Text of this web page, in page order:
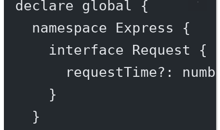
declare global {
namespace
Express {
interface
Request {
requestTime?:
}
}